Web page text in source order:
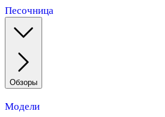
Песочница
Обзоры
Модели